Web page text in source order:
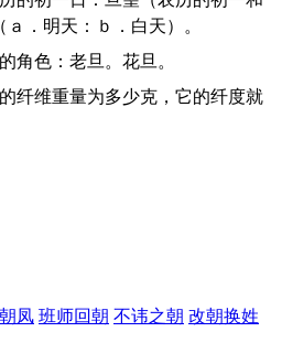
．明天：ｂ．白天）。
的角色：老旦。花旦。
凤 班师回朝 不讳之朝 改朝换姓